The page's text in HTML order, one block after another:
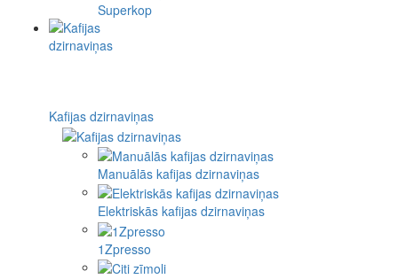
Superkop
Kafijas dzirnaviņas
Manuālās kafijas dzirnaviņas
Elektriskās kafijas dzirnaviņas
1Zpresso